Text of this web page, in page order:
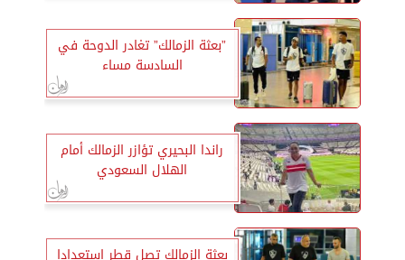
”بعثة الزمالك” تغادر الدوحة في
السادسة مساء
راندا البحيري تؤازر الزمالك أمام
الهلال السعودي
بعثة الزمالك تصل قطر استعدادا